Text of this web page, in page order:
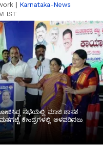
| Karnataka-News
IST
ಸಭೆಯಲ್ಲಿ ಮಾಜಿ ಶಾಸಕ
ಕೇಂದ್ರಗಳಲ್ಲಿ ಅಳವಡಿಸಲು